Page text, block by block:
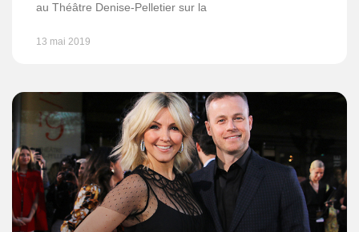
au Théâtre Denise-Pelletier sur la
13 mai 2019